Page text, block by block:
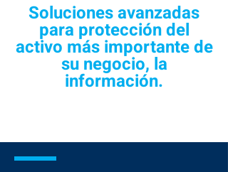
Soluciones avanzadas
para protección del
activo más importante de
su negocio, la
información.